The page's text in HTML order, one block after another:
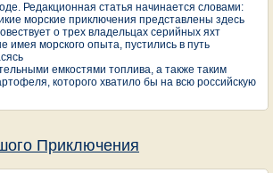
Редакционная статья начинается словами:
морские приключения представлены здесь
о трех владельцах серийных яхт
имея морского опыта, пустились в путь
емкостями топлива, а также таким
которого хватило бы на всю российскую
Приключения